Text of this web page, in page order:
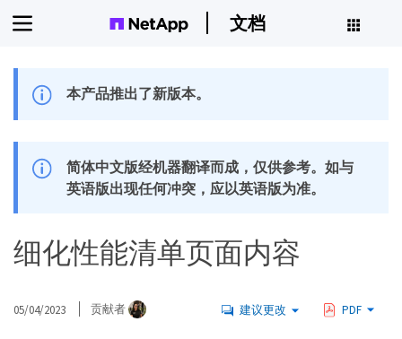
文档
本产品推出了新版本。
简体中文版经机器翻译而成，仅供参考。如与
英语版出现任何冲突，应以英语版为准。
细化性能清单页面内容
05/04/2023 贡献者 建议更改 PDF